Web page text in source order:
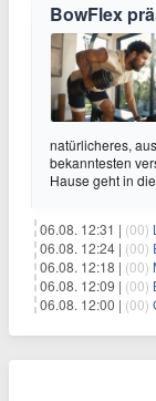
BowFlex
natürlicheres,
bekanntesten
Hause geht in die
06.08. 12:31 | (00)
06.08. 12:24 | (00)
06.08. 12:18 | (00)
06.08. 12:09 | (00)
06.08. 12:00 | (00)